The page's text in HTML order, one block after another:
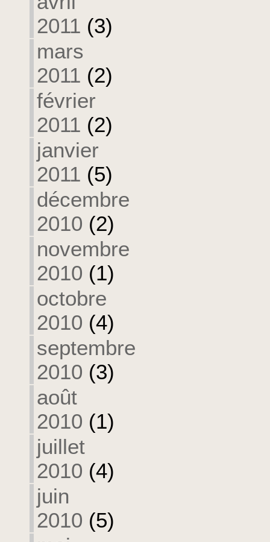
2011 (3)
mars
2011 (2)
février
2011 (2)
janvier
2011 (5)
décembre
2010 (2)
novembre
2010 (1)
octobre
2010 (4)
septembre
2010 (3)
août
2010 (1)
juillet
2010 (4)
juin
2010 (5)